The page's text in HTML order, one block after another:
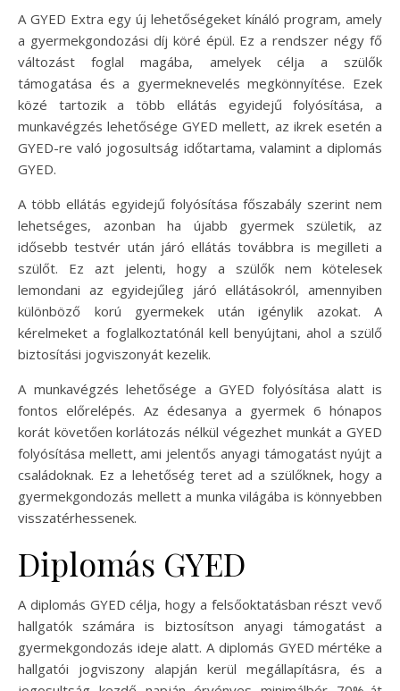
A GYED Extra egy új lehetőségeket kínáló program, amely
a gyermekgondozási díj köré épül. Ez a rendszer négy fő
változást foglal magába, amelyek célja a szülők
támogatása és a gyermeknevelés megkönnyítése. Ezek
közé tartozik a több ellátás egyidejű folyósítása, a
munkavégzés lehetősége GYED mellett, az ikrek esetén a
GYED-re való jogosultság időtartama, valamint a diplomás
GYED.
A több ellátás egyidejű folyósítása főszabály szerint nem
lehetséges, azonban ha újabb gyermek születik, az
idősebb testvér után járó ellátás továbbra is megilleti a
szülőt. Ez azt jelenti, hogy a szülők nem kötelesek
lemondani az egyidejűleg járó ellátásokról, amennyiben
különböző korú gyermekek után igénylik azokat. A
kérelmeket a foglalkoztatónál kell benyújtani, ahol a szülő
biztosítási jogviszonyát kezelik.
A munkavégzés lehetősége a GYED folyósítása alatt is
fontos előrelépés. Az édesanya a gyermek 6 hónapos
korát követően korlátozás nélkül végezhet munkát a GYED
folyósítása mellett, ami jelentős anyagi támogatást nyújt a
családoknak. Ez a lehetőség teret ad a szülőknek, hogy a
gyermekgondozás mellett a munka világába is könnyebben
visszatérhessenek.
Diplomás GYED
A diplomás GYED célja, hogy a felsőoktatásban részt vevő
hallgatók számára is biztosítson anyagi támogatást a
gyermekgondozás ideje alatt. A diplomás GYED mértéke a
hallgatói jogviszony alapján kerül megállapításra, és a